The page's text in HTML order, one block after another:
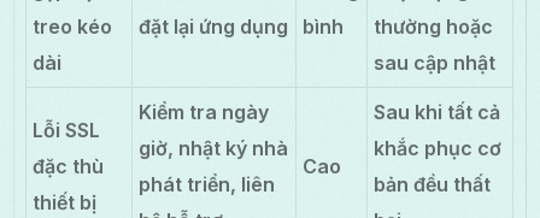
treo kéo
dài
đặt lại ứng dụng
bình
thường hoặc
sau cập nhật
Lỗi SSL
đặc thù
thiết bị
Kiểm tra ngày
giờ, nhật ký nhà
phát triển, liên
Cao
Sau khi tất cả
khắc phục cơ
bản đều thất